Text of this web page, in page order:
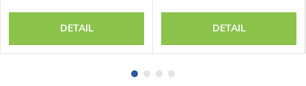
DETAIL DETAIL